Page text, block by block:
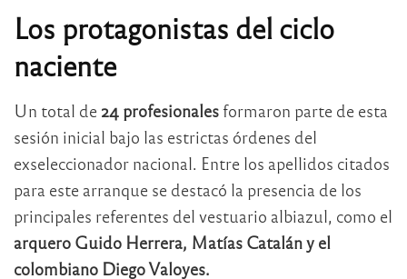
Los protagonistas del ciclo
naciente
Un total de 24 profesionales formaron parte de esta
sesión inicial bajo las estrictas órdenes del
exseleccionador nacional. Entre los apellidos citados
para este arranque se destacó la presencia de los
principales referentes del vestuario albiazul, como el
arquero Guido Herrera, Matías Catalán y el
colombiano Diego Valoyes.